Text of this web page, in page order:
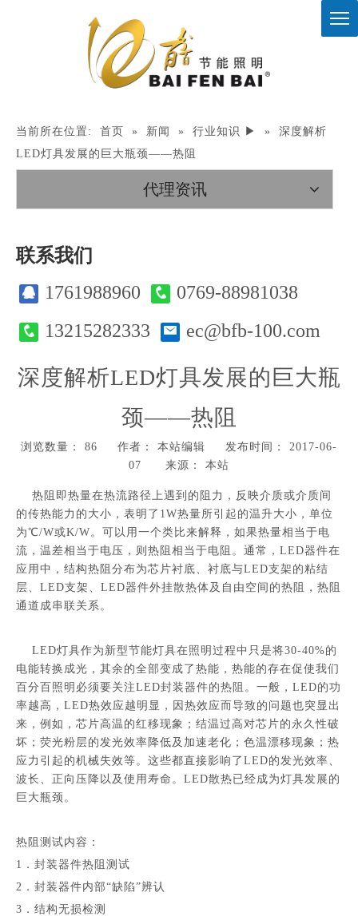
当前所在位置: 首页 » 新闻 » 行业知识 ▶ »
深度解析
LED灯具发展的巨大瓶颈——热阻
代理资讯
联系我们
1761988960
0769-88981038
13215282333
ec@bfb-100.com
深度解析LED灯具发展的巨大瓶
颈——热阻
浏览数量： 86 作者： 本站编辑 发布时间： 2017-06-
07 来源： 本站
["wechat","weibo","qzone","douban","email"]
热阻即热量在热流路径上遇到的阻力，反映介质或介质间
的传热能力的大小，表明了1W热量所引起的温升大小，单位
为℃/W或K/W。可以用一个类比来解释，如果热量相当于电
流，温差相当于电压，则热阻相当于电阻。通常，LED器件在
应用中，结构热阻分布为芯片衬底、衬底与LED支架的粘结
层、LED支架、LED器件外挂散热体及自由空间的热阻，热阻
通道成串联关系。
LED灯具作为新型节能灯具在照明过程中只是将30-40%的
电能转换成光，其余的全部变成了热能，热能的存在促使我们
百分百照明必须要关注LED封装器件的热阻。一般，LED的功
率越高，LED热效应越明显，因热效应而导致的问题也突显出
来，例如，芯片高温的红移现象；结温过高对芯片的永久性破
坏；荧光粉层的发光效率降低及加速老化；色温漂移现象；热
应力引起的机械失效等。这些都直接影响了LED的发光效率、
波长、正向压降以及使用寿命。LED散热已经成为灯具发展的
巨大瓶颈。
热阻测试内容：
1．封装器件热阻测试
2．封装器件内部“缺陷”辨认
3．结构无损检测